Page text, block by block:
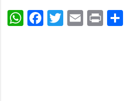
WhatsApp
Facebook
Twitter
Email
Print